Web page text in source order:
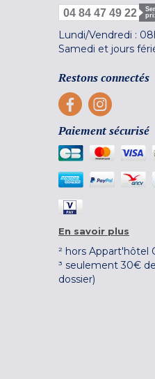
04 84 47 49 22
Lundi/Vendredi :
Samedi et jours
Restons connectés
Paiement sécurisé
En savoir plus
² hors Appart'hôtel
³ seulement 30€
dossier)